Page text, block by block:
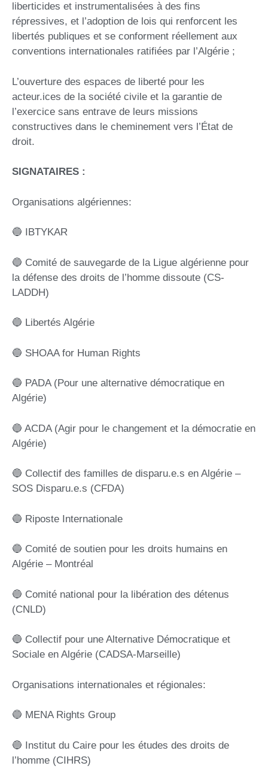
liberticides et instrumentalisées à des fins
répressives, et l’adoption de lois qui renforcent les
libertés publiques et se conforment réellement aux
conventions internationales ratifiées par l’Algérie ;
L’ouverture des espaces de liberté pour les
acteur.ices de la société civile et la garantie de
l’exercice sans entrave de leurs missions
constructives dans le cheminement vers l’État de
droit.
SIGNATAIRES :
Organisations algériennes:
🔵 IBTYKAR
🔵 Comité de sauvegarde de la Ligue algérienne pour
la défense des droits de l’homme dissoute (CS-
LADDH)
🔵 Libertés Algérie
🔵 SHOAA for Human Rights
🔵 PADA (Pour une alternative démocratique en
Algérie)
🔵 ACDA (Agir pour le changement et la démocratie en
Algérie)
🔵 ​​Collectif des familles de disparu.e.s en Algérie –
SOS Disparu.e.s (CFDA)
🔵 Riposte Internationale
🔵 Comité de soutien pour les droits humains en
Algérie – Montréal
🔵 Comité national pour la libération des détenus
(CNLD)
🔵 Collectif pour une Alternative Démocratique et
Sociale en Algérie (CADSA-Marseille)
Organisations internationales et régionales:
🔵 MENA Rights Group
🔵 Institut du Caire pour les études des droits de
l’homme (CIHRS)